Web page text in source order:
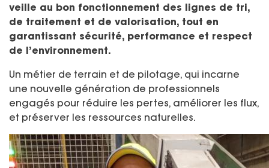
veille au bon fonctionnement des lignes de tri,
de traitement et de valorisation, tout en
garantissant sécurité, performance et respect
de l’environnement.
Un métier de terrain et de pilotage, qui incarne
une nouvelle génération de professionnels
engagés pour réduire les pertes, améliorer les flux,
et préserver les ressources naturelles.